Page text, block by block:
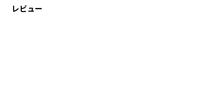
レビュー
モデル：身長76.0cm 体重11.0kg
サイズ：サイズ80